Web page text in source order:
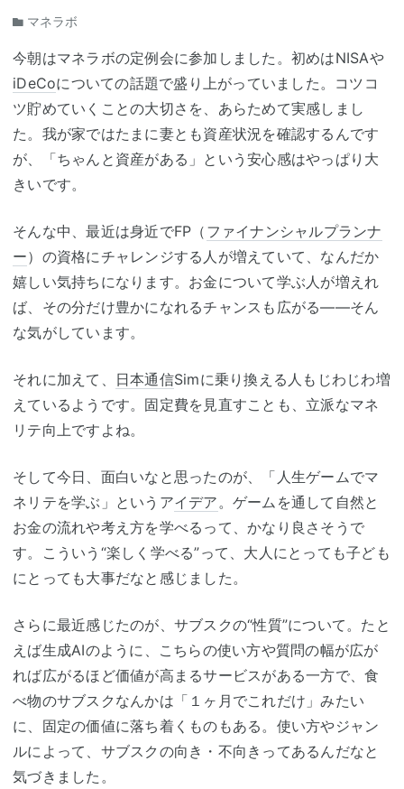
マネラボ
今朝はマネラボの定例会に参加しました。初めはNISAや
iDeCoについての話題で盛り上がっていました。コツコ
ツ貯めていくことの大切さを、あらためて実感しまし
た。我が家ではたまに妻とも資産状況を確認するんです
が、「ちゃんと資産がある」という安心感はやっぱり大
きいです。
そんな中、最近は身近でFP（ ファイナンシャルプランナ
ー）の資格にチャレンジする人が増えていて、なんだか
嬉しい気持ちになります。お金について学ぶ人が増えれ
ば、その分だけ豊かになれるチャンスも広がる——そん
な気がしています。
それに加えて、 日本通信Simに乗り換える人もじわじわ増
えているようです。固定費を見直すことも、立派なマネ
リテ向上ですよね。
そして今日、面白いなと思ったのが、「人生ゲームでマ
ネリテを学ぶ」というアイデア。ゲームを通して自然と
お金の流れや考え方を学べるって、かなり良さそうで
す。こういう“楽しく学べる”って、大人にとっても子ども
にとっても大事だなと感じました。
さらに最近感じたのが、サブスクの“性質”について。たと
えば生成AIのように、こちらの使い方や質問の幅が広が
れば広がるほど価値が高まるサービスがある一方で、食
べ物のサブスクなんかは「１ヶ月でこれだけ」みたい
に、固定の価値に落ち着くものもある。使い方やジャン
ルによって、サブスクの向き・不向きってあるんだなと
気づきました。